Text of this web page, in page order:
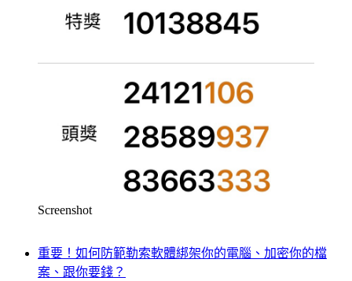
Screenshot
重要！如何防範勒索軟體綁架你的電腦、加密你的檔
案、跟你要錢？